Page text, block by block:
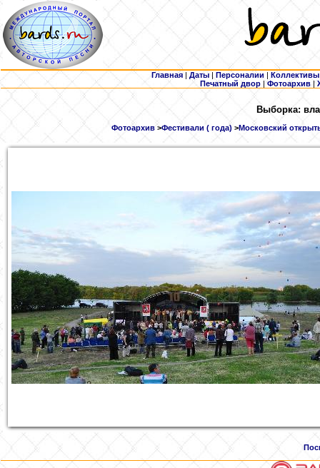
Главная | Даты | Персоналии | Коллективы
Печатный двор |Фотоархив |
Выборка:
Фотоархив>Фестивали ( года) >Московский